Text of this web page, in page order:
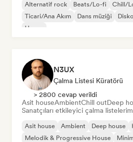
Alternatif rock Beats/Lo-fi
Chill/
Ticari/Ana Akım
Dans müziği Disko
House
N3UX
Çalma Listesi Küratörü
> 2800 cevap verildi
Asit houseAmbientChill outDeep
Sanatçıları etkileyici çalma
Asit house Ambient Deep house
Melodik & Progressive House